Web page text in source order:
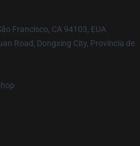
Francisco, CA 94103, EUA
Road, Dongxing City, Província de